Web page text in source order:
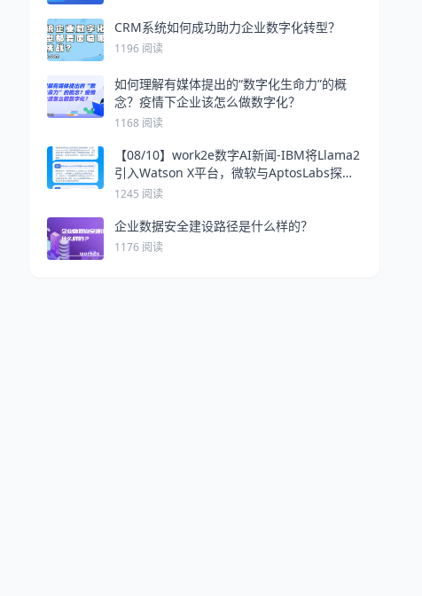
CRM系统如何成功助力企业数字化转型？
1196 阅读
如何理解有媒体提出的“数字化生命力”的概
念？疫情下企业该怎么做数字化？
1168 阅读
【08/10】work2e数字AI新闻-IBM将Llama2
引入Watson X平台，微软与AptosLabs探索
AI web3未来，Nvidia升级AI芯片推出
1245 阅读
企业数据安全建设路径是什么样的？
1176 阅读